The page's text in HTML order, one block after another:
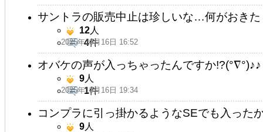
サントラの販売中止は珍しいな…何がおきた
2025年10月16日 16:52
12人
4件
オバケの声が入っちゃったんですか!?(°∇°)♪♪
2025年10月16日 19:34
9人
1件
コンプラに引っ掛かるようなSEでも入った
9人